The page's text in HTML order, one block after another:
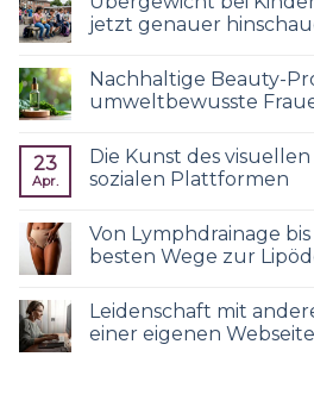
jetzt genauer
Nachhaltige Beauty-
umweltbewusste
23
Apr.
Die Kunst des
sozialen Plattformen
Von Lymphdrainage
besten Wege zur
Leidenschaft mit
einer eigenen Webseite